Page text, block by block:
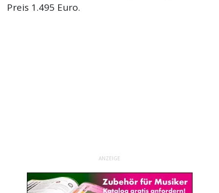
Preis 1.495 Euro.
ANZEIGE